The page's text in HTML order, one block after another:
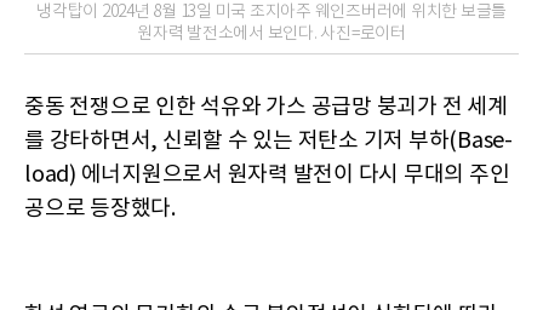
냉각탑이 2024년 8월 13일 미국 조지아주 웨인즈버러에 위치한 보글틀
원자력 발전소에서 보인다. 사진=로이터
중동 전쟁으로 인한 석유와 가스 공급망 붕괴가 전 세계
를 강타하면서, 신뢰할 수 있는 저탄소 기저 부하(Base-
load) 에너지원으로서 원자력 발전이 다시 무대의 주인
공으로 등장했다.